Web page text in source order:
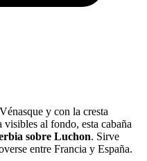
y con la cresta
al fondo, esta cabaña
sobre Luchon. Sirve
entre Francia y España.